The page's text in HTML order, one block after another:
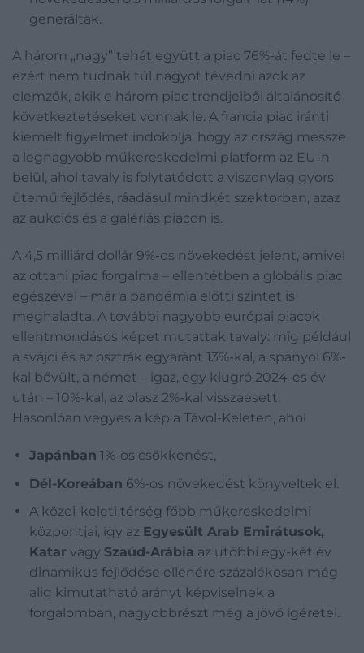
generáltak.
A három „nagy” tehát együtt a piac 76%-át fedte le –
ezért nem tudnak túl nagyot tévedni azok az
elemzők, akik e három piac trendjeiből általánosító
következtetéseket vonnak le. A francia piac iránti
kiemelt figyelmet indokolja, hogy az ország messze
a legnagyobb műkereskedelmi platform az EU-n
belül, ahol tavaly is folytatódott a viszonylag gyors
ütemű fejlődés, ráadásul mindkét szektorban, azaz
az aukciós és a galériás piacon is.
A 4,5 milliárd dollár 9%-os növekedést jelent, amivel
az ottani piac forgalma – ellentétben a globális piac
egészével – már a pandémia előtti szintet is
meghaladta. A további nagyobb európai piacok
ellentmondásos képet mutattak tavaly: míg például
a svájci és az osztrák egyaránt 13%-kal, a spanyol 6%-
kal bővült, a német – igaz, egy kiugró 2024-es év
után – 10%-kal, az olasz 2%-kal visszaesett.
Hasonlóan vegyes a kép a Távol-Keleten, ahol
Japánban 1%-os csökkenést,
Dél-Koreában 6%-os növekedést könyveltek el.
A közel-keleti térség főbb műkereskedelmi
központjai, így az Egyesült Arab Emirátusok,
Katar vagy Szaúd-Arábia az utóbbi egy-két év
dinamikus fejlődése ellenére százalékosan még
alig kimutatható arányt képviselnek a
forgalomban, nagyobbrészt még a jövő ígéretei.